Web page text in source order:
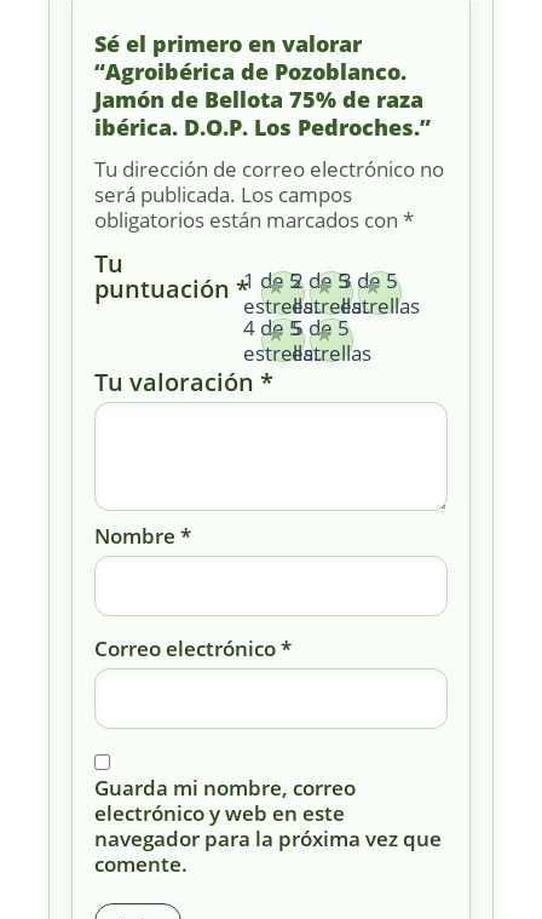
Sé el primero en valorar
“Agroibérica de Pozoblanco.
Jamón de Bellota 75% de raza
ibérica. D.O.P. Los Pedroches.”
Tu dirección de correo electrónico no
será publicada. Los campos
obligatorios están marcados con *
Tu
puntuación *1 de 5
estrellas
2 de 5
estrellas
3 de 5
estrellas
4 de 5
estrellas
5 de 5
estrellas
Tu valoración *
Nombre *
Correo electrónico*
Guarda mi nombre, correo
electrónico y web en este
navegador para la próxima vez que
comente.